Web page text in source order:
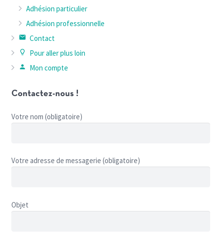
Adhésion particulier
Adhésion professionnelle
email Contact
lightbulb_outline Pour aller plus loin
person Mon compte
Contactez-nous !
Votre nom (obligatoire)
Votre adresse de messagerie (obligatoire)
Objet